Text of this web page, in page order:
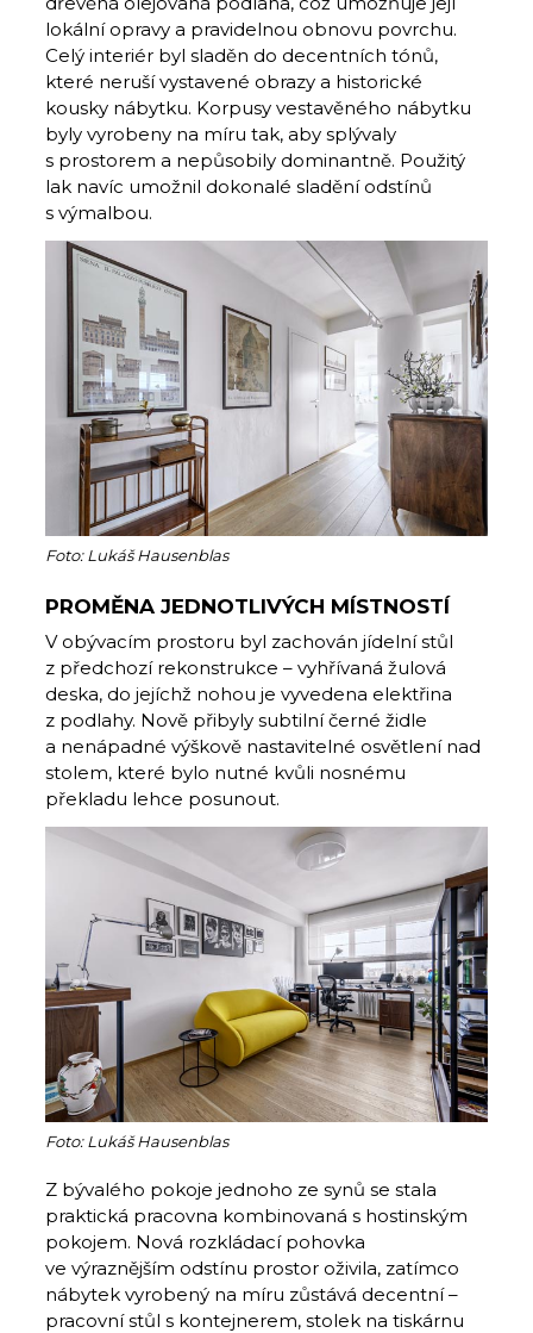
lokální opravy a pravidelnou obnovu povrchu.
Celý interiér byl sladěn do decentních tónů,
které neruší vystavené obrazy a historické
kousky nábytku. Korpusy vestavěného nábytku
byly vyrobeny na míru tak, aby splývaly
s prostorem a nepůsobily dominantně. Použitý
lak navíc umožnil dokonalé sladění odstínů
s výmalbou.
Foto: Lukáš Hausenblas
PROMĚNA JEDNOTLIVÝCH MÍSTNOSTÍ
V obývacím prostoru byl zachován jídelní stůl
z předchozí rekonstrukce – vyhřívaná žulová
deska, do jejíchž nohou je vyvedena elektřina
z podlahy. Nově přibyly subtilní černé židle
a nenápadné výškově nastavitelné osvětlení nad
stolem, které bylo nutné kvůli nosnému
překladu lehce posunout.
Foto: Lukáš Hausenblas
Z bývalého pokoje jednoho ze synů se stala
praktická pracovna kombinovaná s hostinským
pokojem. Nová rozkládací pohovka
ve výraznějším odstínu prostor oživila, zatímco
nábytek vyrobený na míru zůstává decentní –
pracovní stůl s kontejnerem, stolek na tiskárnu